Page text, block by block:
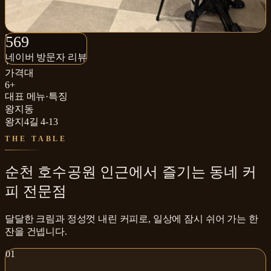
569
네이버 방문자 리뷰
569+
네이버 방문자 리뷰
₩
가격대
6+
대표 메뉴·특징
왕지동
왕지4길 4-13
THE TABLE
순천 호수공원 인근에서 즐기는 동네 커
피 전문점
달달한 크림과 정성껏 내린 커피로, 일상에 잠시 쉬어 가는 한
잔을 건넵니다.
01